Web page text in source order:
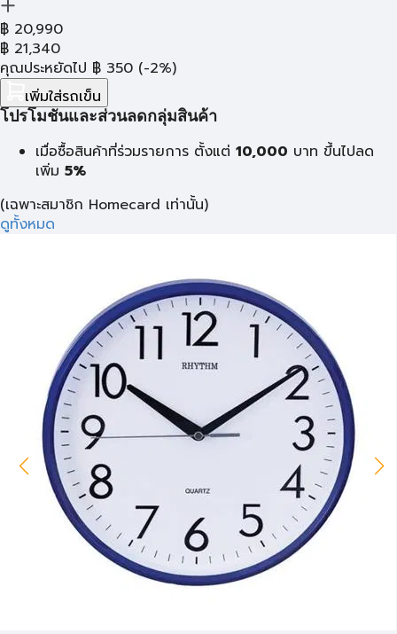
฿ 20,990
฿ 21,340
คุณประหยัดไป ฿ 350 (-2%)
เพิ่มใส่รถเข็น
โปรโมชั่นและส่วนลดกลุ่มสินค้า
เมื่อซื้อสินค้าที่ร่วมรายการ ตั้งแต่ 10,000 บาท ขึ้นไปลด
เพิ่ม 5%
(เฉพาะสมาชิก Homecard เท่านั้น)
ดูทั้งหมด